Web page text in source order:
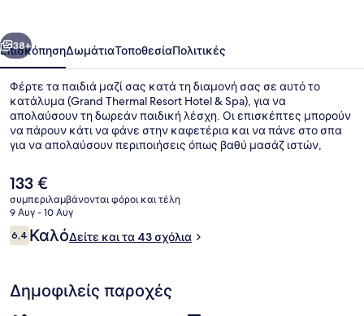
Spa
Επόμενο
38+
ΕπισκόπησηΔωμάτιαΤοποθεσίαΠολιτικές
Φέρτε τα παιδιά μαζί σας κατά τη διαμονή σας σε αυτό το
κατάλυμα (Grand Thermal Resort Hotel & Spa), για να
απολαύσουν τη δωρεάν παιδική λέσχη. Οι επισκέπτες μπορούν
να πάρουν κάτι να φάνε στην καφετέρια και να πάνε στο σπα
για να απολαύσουν περιποιήσεις όπως βαθύ μασάζ ιστών,
εξωτερικές πισίνες, πισίνα για παιδιά και κήπο.
Η
τρέχουσα
τιμή
είναι
133 €
133 €
συμπεριλαμβάνονται φόροι και τέλη
9 Αυγ - 10 Αυγ
Σχόλια
6,46,4 στα 10
ΚαλόΔείτε και τα 43 σχόλια
Δημοφιλείς παροχές